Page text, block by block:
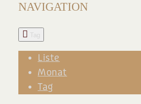
NAVIGATION
Tag
Liste
Monat
Tag